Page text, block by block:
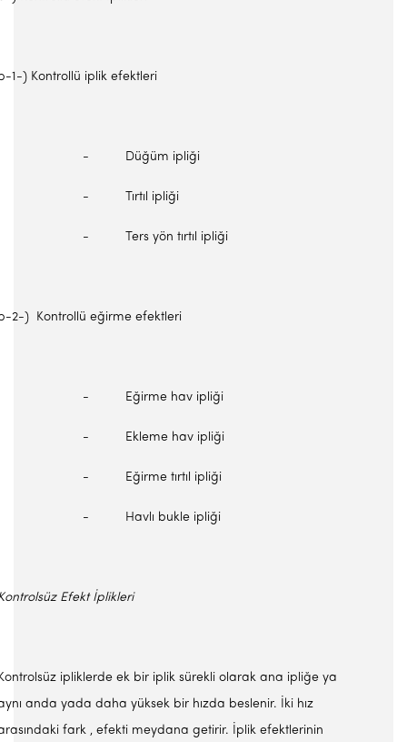
1-) Kontrollü iplik efektleri
- Düğüm ipliği
- Tırtıl ipliği
- Ters yön tırtıl ipliği
2-) Kontrollü eğirme efektleri
- Eğirme hav ipliği
- Ekleme hav ipliği
- Eğirme tırtıl ipliği
- Havlı bukle ipliği
Efekt İplikleri
ipliklerde ek bir iplik sürekli olarak ana ipliğe ya
anda yada daha yüksek bir hızda beslenir. İki hız
fark , efekti meydana getirir. İplik efektlerinin